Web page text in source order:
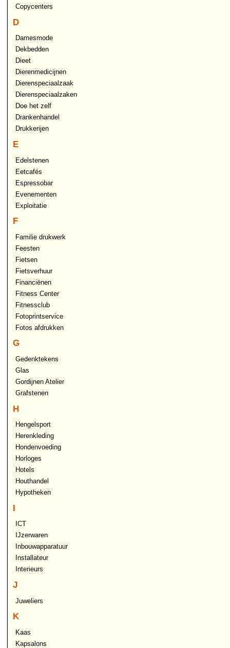
Copycenters
D
Damesmode
Dekbedden
Dieet
Dierenmedicijnen
Dierenspeciaalzaak
Dierenspeciaalzaken
Doe het zelf
Drankenhandel
Drukkerijen
E
Edelstenen
Eetcafés
Espressobar
Evenementen
Exploitatie
F
Familie drukwerk
Feesten
Fietsen
Fietsverhuur
Financiënen
Fitness Center
Fitnessclub
Fotoprintservice
Fotos afdrukken
G
Gedenktekens
Glas
Gordijnen Atelier
Grafstenen
H
Hengelsport
Herenkleding
Hondenvoeding
Horloges
Hotels
Houthandel
Hypotheken
I
ICT
IJzerwaren
Inbouwapparatuur
Installateur
Interieurs
J
Juweliers
K
Kaas
Kapsalons